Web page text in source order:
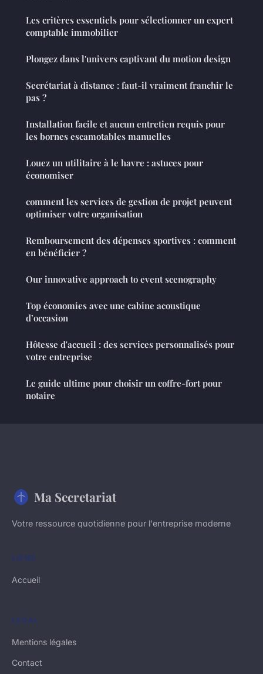
Les critères essentiels pour sélectionner un expert
comptable immobilier
Plongez dans l'univers captivant du motion design
Secrétariat à distance : faut-il vraiment franchir le
pas ?
Installation facile et aucun entretien requis pour
les bornes escamotables manuelles
Louez un utilitaire à le havre : astuces pour
économiser
comment les services de gestion de projet peuvent
optimiser votre organisation
Remboursement des dépenses sportives : comment
en bénéficier ?
Our innovative approach to event scenography
Top économies avec une cabine acoustique
d’occasion
Hôtesse d'accueil : des services personnalisés pour
votre entreprise
Le guide ultime pour choisir un coffre-fort pour
notaire
Ma Secretariat
Votre ressource quotidienne pour l'entreprise moderne
LIENS
Accueil
LÉGAL
Mentions légales
Contact